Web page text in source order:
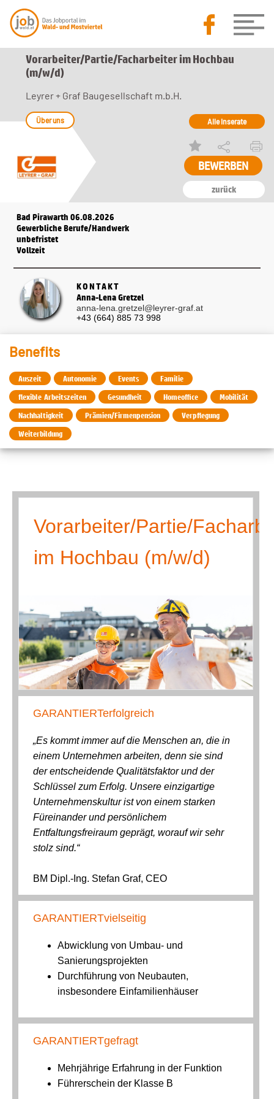
Vorarbeiter/Partie/Facharbeiter im Hochbau
(m/w/d)
zurück
Leyrer + Graf Baugesellschaft m.b.H.
Über uns Alle Inserate
Bad Pirawarth 06.08.2026
Gewerbliche Berufe/Handwerk
unbefristet
Vollzeit
KONTAKT
Anna-Lena Gretzel
anna-lena.gretzel@leyrer-graf.at
+43 (664) 885 73 998
Benefits
Auszeit Autonomie Events
Familie
flexible Arbeitszeiten
Gesundheit Homeoffice
Mobilität
Nachhaltigkeit
Prämien/Firmenpension
Verpflegung
Weiterbildung